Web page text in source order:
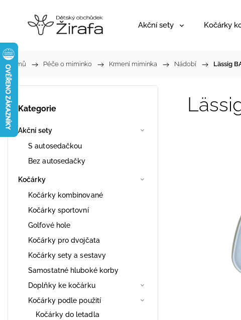
Akční sety Kočárky
Domů / Péče o miminko / Krmení miminka / Nádobí / Lässig
Kategorie
Akční sety
S autosedačkou
Bez autosedačky
Kočárky
Kočárky kombinované
Kočárky sportovní
Golfové hole
Kočárky pro dvojčata
Kočárky sety a sestavy
Samostatné hluboké korby
Doplňky ke kočárku
Kočárky podle použití
Kočárky do letadla